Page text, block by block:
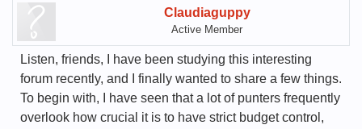
Claudiaguppy
Active Member
Listen, friends, I have been studying this interesting
forum recently, and I finally wanted to share a few things.
To begin with, I have seen that a lot of punters frequently
overlook how crucial it is to have strict budget control,